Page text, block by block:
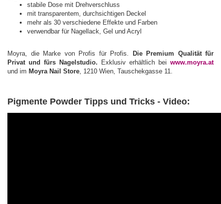
stabile Dose mit Drehverschluss
mit transparentem, durchsichtigen Deckel
mehr als 30 verschiedene Effekte und Farben
verwendbar für Nagellack, Gel und Acryl
Moyra, die Marke von Profis für Profis. Die Premium Qualität für
Privat und fürs Nagelstudio. Exklusiv erhältlich bei www.moyra.at
und im Moyra Nail Store , 1210 Wien, Tauschekgasse 11.
Pigmente Powder Tipps und Tricks - Video: